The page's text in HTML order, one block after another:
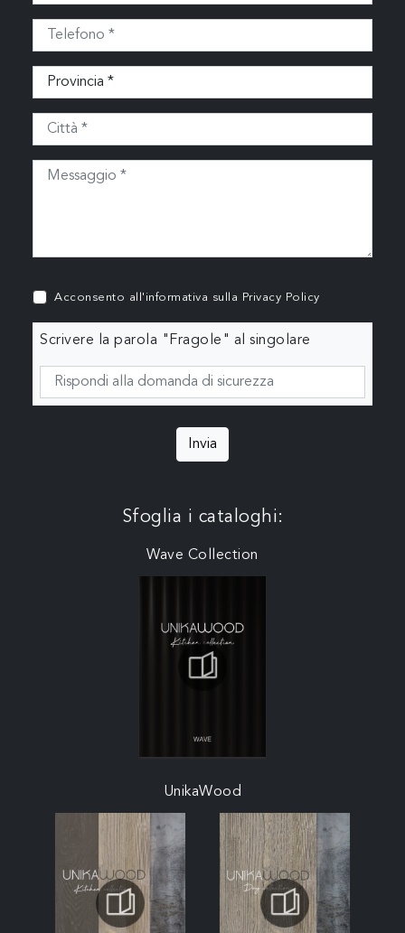
Acconsento all'informativa sulla Privacy Policy
Scrivere la parola "Fragole" al singolare
Invia
Sfoglia i cataloghi:
Wave Collection
UnikaWood